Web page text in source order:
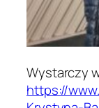
Wystarczy
https://